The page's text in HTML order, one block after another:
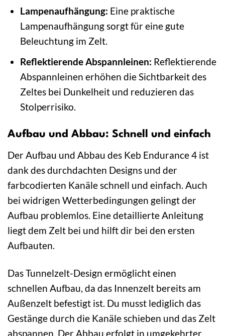
Lampenaufhängung: Eine praktische
Lampenaufhängung sorgt für eine gute
Beleuchtung im Zelt.
Reflektierende Abspannleinen: Reflektierende
Abspannleinen erhöhen die Sichtbarkeit des
Zeltes bei Dunkelheit und reduzieren das
Stolperrisiko.
Aufbau und Abbau: Schnell und einfach
Der Aufbau und Abbau des Keb Endurance 4 ist
dank des durchdachten Designs und der
farbcodierten Kanäle schnell und einfach. Auch
bei widrigen Wetterbedingungen gelingt der
Aufbau problemlos. Eine detaillierte Anleitung
liegt dem Zelt bei und hilft dir bei den ersten
Aufbauten.
Das Tunnelzelt-Design ermöglicht einen
schnellen Aufbau, da das Innenzelt bereits am
Außenzelt befestigt ist. Du musst lediglich das
Gestänge durch die Kanäle schieben und das Zelt
abspannen. Der Abbau erfolgt in umgekehrter